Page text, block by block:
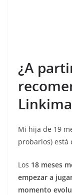
¿A
Mi hija de 19
probarlos) está
Los 18 meses
empezar a
momento